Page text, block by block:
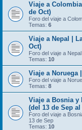
Viaje a
de Oct)
Foro del viaje a
Temas: 6
Viaje a Nepal |
Oct)
Foro del viaje a
Temas: 10
Viaje a Noruega
Foro del viaje a
Temas: 8
Viaje a Bosnia y
(del 13 de Sep al
Foro del viaje a
13 de Sep
Temas: 10